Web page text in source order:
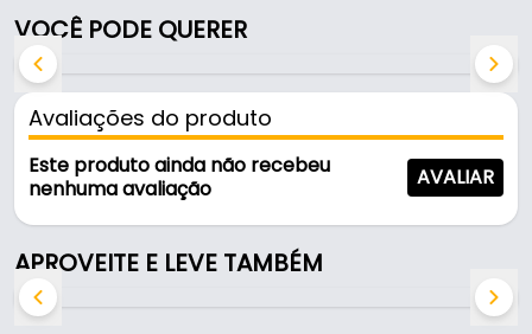
Fabricado em Aço com acabamento zincado
branco, é resistente e durável no uso diário.
Características:
- Marca: Ciser
- Modelo: Auto Atarraxante
- Material: Aço
- Rosca: Soberba (auto atarraxante)
- Comprimento: 25 mm
- Espessura: 3,5 mm
VOCÊ PODE QUERER
Avaliações do produto
Este produto ainda não recebeu
nenhuma avaliação
AVALIAR
APROVEITE E LEVE TAMBÉM